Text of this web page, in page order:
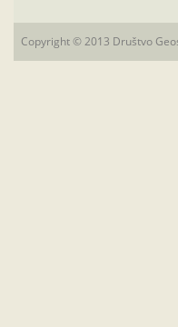
Copyright © 2013 Društvo